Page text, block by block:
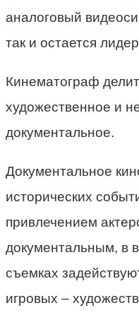
аналоговый
так и остается
Кинематограф
художественное и
документальное.
Документальное
исторических
привлечением
документальным, в
съемках
игровых –